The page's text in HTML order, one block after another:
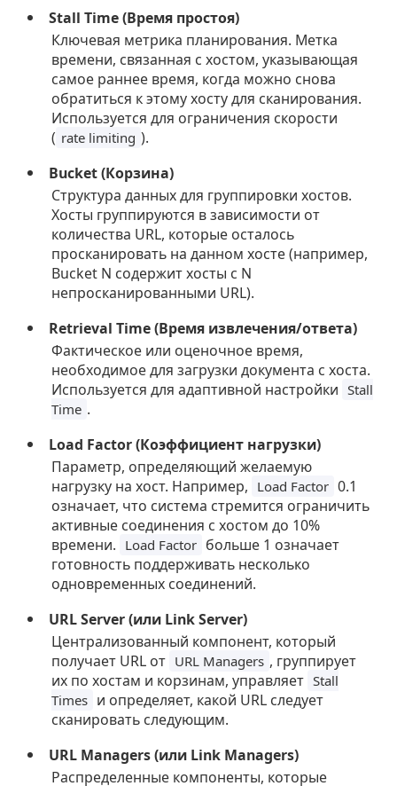
Stall Time (Время простоя)
Ключевая метрика планирования. Метка
времени, связанная с хостом, указывающая
самое раннее время, когда можно снова
обратиться к этому хосту для сканирования.
Используется для ограничения скорости
( rate limiting ).
Bucket (Корзина)
Структура данных для группировки хостов.
Хосты группируются в зависимости от
количества URL, которые осталось
просканировать на данном хосте (например,
Bucket N содержит хосты с N
непросканированными URL).
Retrieval Time (Время извлечения/ответа)
Фактическое или оценочное время,
необходимое для загрузки документа с хоста.
Используется для адаптивной настройки Stall
Time .
Load Factor (Коэффициент нагрузки)
Параметр, определяющий желаемую
нагрузку на хост. Например, Load Factor 0.1
означает, что система стремится ограничить
активные соединения с хостом до 10%
времени. Load Factor больше 1 означает
готовность поддерживать несколько
одновременных соединений.
URL Server (или Link Server)
Централизованный компонент, который
получает URL от URL Managers , группирует
их по хостам и корзинам, управляет Stall
Times и определяет, какой URL следует
сканировать следующим.
URL Managers (или Link Managers)
Распределенные компоненты, которые